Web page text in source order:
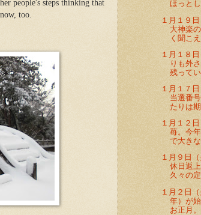
people's steps thinking that
too.
ほっと
１月１９
大神楽
く聞こ
１月１８
りも外
残って
１月１７
当選番
たりは
１月１２
苺。今
で大き
１月９日
休日返
久々の
１月２日
年）が
お正月